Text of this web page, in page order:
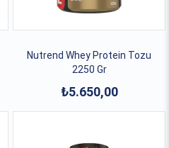
Nutrend Whey Protein Tozu
2250 Gr
₺5.650,00